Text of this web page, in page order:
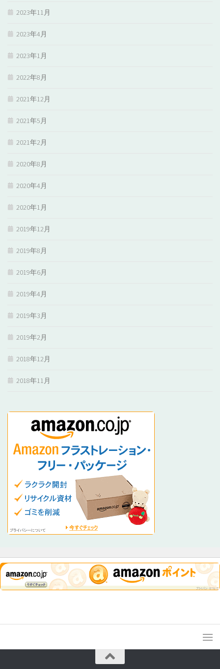
2023年11月
2023年4月
2023年1月
2022年8月
2021年12月
2021年5月
2021年2月
2020年8月
2020年4月
2020年1月
2019年12月
2019年8月
2019年6月
2019年4月
2019年3月
2019年2月
2018年12月
2018年11月